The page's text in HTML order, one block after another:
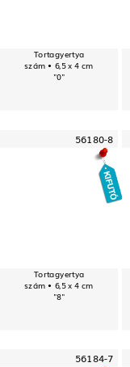
Tortagyertya
szám • 6,5 x 4 cm
"0"
56180-8
Tortagyertya
szám • 6,5 x 4 cm
"8"
56184-7